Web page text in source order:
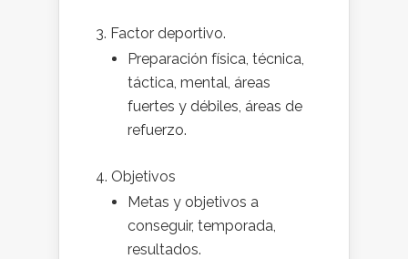
Factor deportivo.
Preparación física, técnica,
táctica, mental, áreas
fuertes y débiles, áreas de
refuerzo.
Objetivos
Metas y objetivos a
conseguir, temporada,
resultados.